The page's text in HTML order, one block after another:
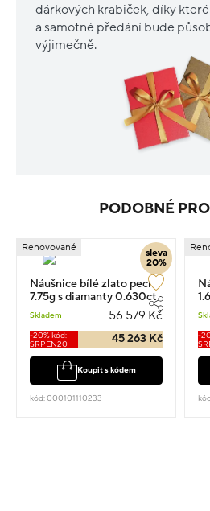
dárkových krabiček, díky
a samotné předání bude
výjimečně.
PODOBNÉ
sleva
20%
Renovované
Náušnice bílé zlato pecky
7.75g s diamanty 0.630ct
Skladem 56 579 Kč
-20% kód:
SRPEN20
45 263 Kč
Koupit s kódem
kód: 000101110233
-